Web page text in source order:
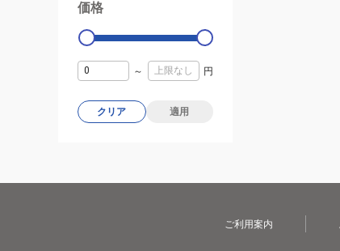
価格
0
～ 円
クリア 適用
ご利用案内